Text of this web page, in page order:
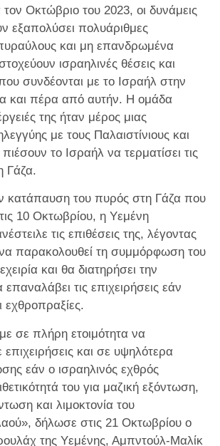
Οκτώβριο του 2023, οι δυνάμεις
εξαπολύσει πολυάριθμες
και μη επανδρωμένα
ισραηλινές θέσεις και
συνδέονται με το Ισραήλ στην
και πέρα ​​από αυτήν. Η ομάδα
της ήταν μέρος μιας
με τους Παλαιστίνιους και
το Ισραήλ να τερματίσει τις
Γάζα.
κατάπαυση του πυρός στη Γάζα που
10 Οκτωβρίου, η Υεμένη
τις επιθέσεις της, λέγοντας
να παρακολουθεί τη συμμόρφωση του
και θα διατηρήσει την
επαναλάβει τις επιχειρήσεις εάν
σε πλήρη ετοιμότητα να
και σε υψηλότερα
εάν ο ισραηλινός εχθρός
του για μαζική εξόντωση,
και λιμοκτονία του
δήλωσε στις 21 Οκτωβρίου ο
της Υεμένης, Αμπντούλ-Μαλίκ